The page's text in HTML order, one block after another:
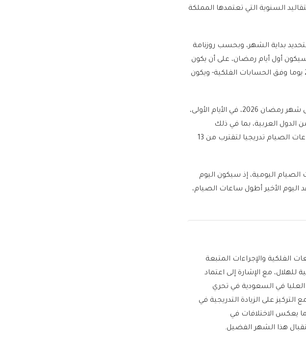
السنوية التي تعتمدها المملكة
بداية الشهر، وبحسب روزنامة
الشؤون الدينية في تركيا، فإن الخميس 19 فبراير/شباط 2026 سيكون أول أيام رمضان، على أن يكون
الخميس 19 مارس/آذار 2026 آخر أيام الشهر الفضيل -الذي سيكون 29 يوما وفق الحسابات الفلكية- ويكون
ومن المتوقع أن يتفاوت عدد ساعات الصيام في الدول الإسلامية خلال شهر رمضان 2026، في الأيام الأولى،
12 ساعة في العديد من الدول العربية، بما في ذلك
السعودية ومصر والإمارات وقطر والكويت، ومع تقدم الأيام، تزداد ساعات الصيام تدريجيا لتقترب من 13
اليومية، إذ سيكون اليوم
الأخير أطول ساعات الصيام،
2026/1447، مستعرضًا التوقعات الفلكية والإجراءات المتبعة
للهلال، مع الإشارة إلى اعتماد
في السعودية في تحري
على الزيادة التدريجية في
يعكس الاختلافات في
هذا الشهر الفضيل.